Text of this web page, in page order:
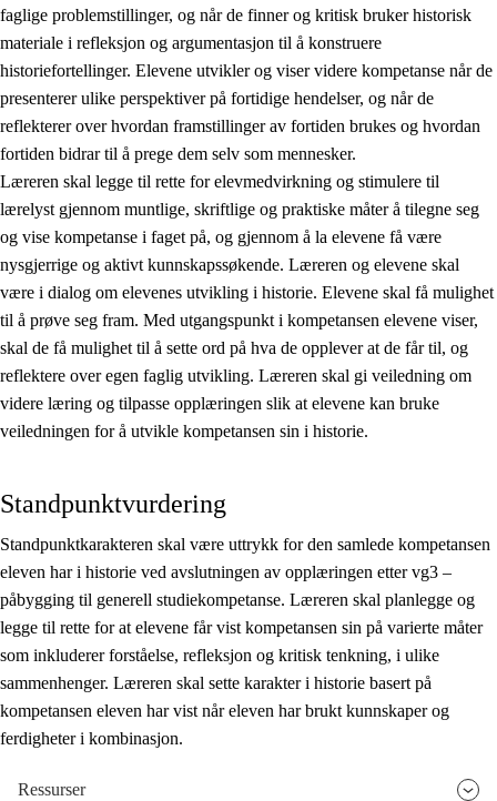
faglige problemstillinger, og når de finner og kritisk bruker historisk
materiale i refleksjon og argumentasjon til å konstruere
historiefortellinger. Elevene utvikler og viser videre kompetanse når de
presenterer ulike perspektiver på fortidige hendelser, og når de
reflekterer over hvordan framstillinger av fortiden brukes og hvordan
fortiden bidrar til å prege dem selv som mennesker.
Læreren skal legge til rette for elevmedvirkning og stimulere til
lærelyst gjennom muntlige, skriftlige og praktiske måter å tilegne seg
og vise kompetanse i faget på, og gjennom å la elevene få være
nysgjerrige og aktivt kunnskapssøkende. Læreren og elevene skal
være i dialog om elevenes utvikling i historie. Elevene skal få mulighet
til å prøve seg fram. Med utgangspunkt i kompetansen elevene viser,
skal de få mulighet til å sette ord på hva de opplever at de får til, og
reflektere over egen faglig utvikling. Læreren skal gi veiledning om
videre læring og tilpasse opplæringen slik at elevene kan bruke
veiledningen for å utvikle kompetansen sin i historie.
Standpunktvurdering
Standpunktkarakteren skal være uttrykk for den samlede kompetansen
eleven har i historie ved avslutningen av opplæringen etter vg3 –
påbygging til generell studiekompetanse. Læreren skal planlegge og
legge til rette for at elevene får vist kompetansen sin på varierte måter
som inkluderer forståelse, refleksjon og kritisk tenkning, i ulike
sammenhenger. Læreren skal sette karakter i historie basert på
kompetansen eleven har vist når eleven har brukt kunnskaper og
ferdigheter i kombinasjon.
Ressurser